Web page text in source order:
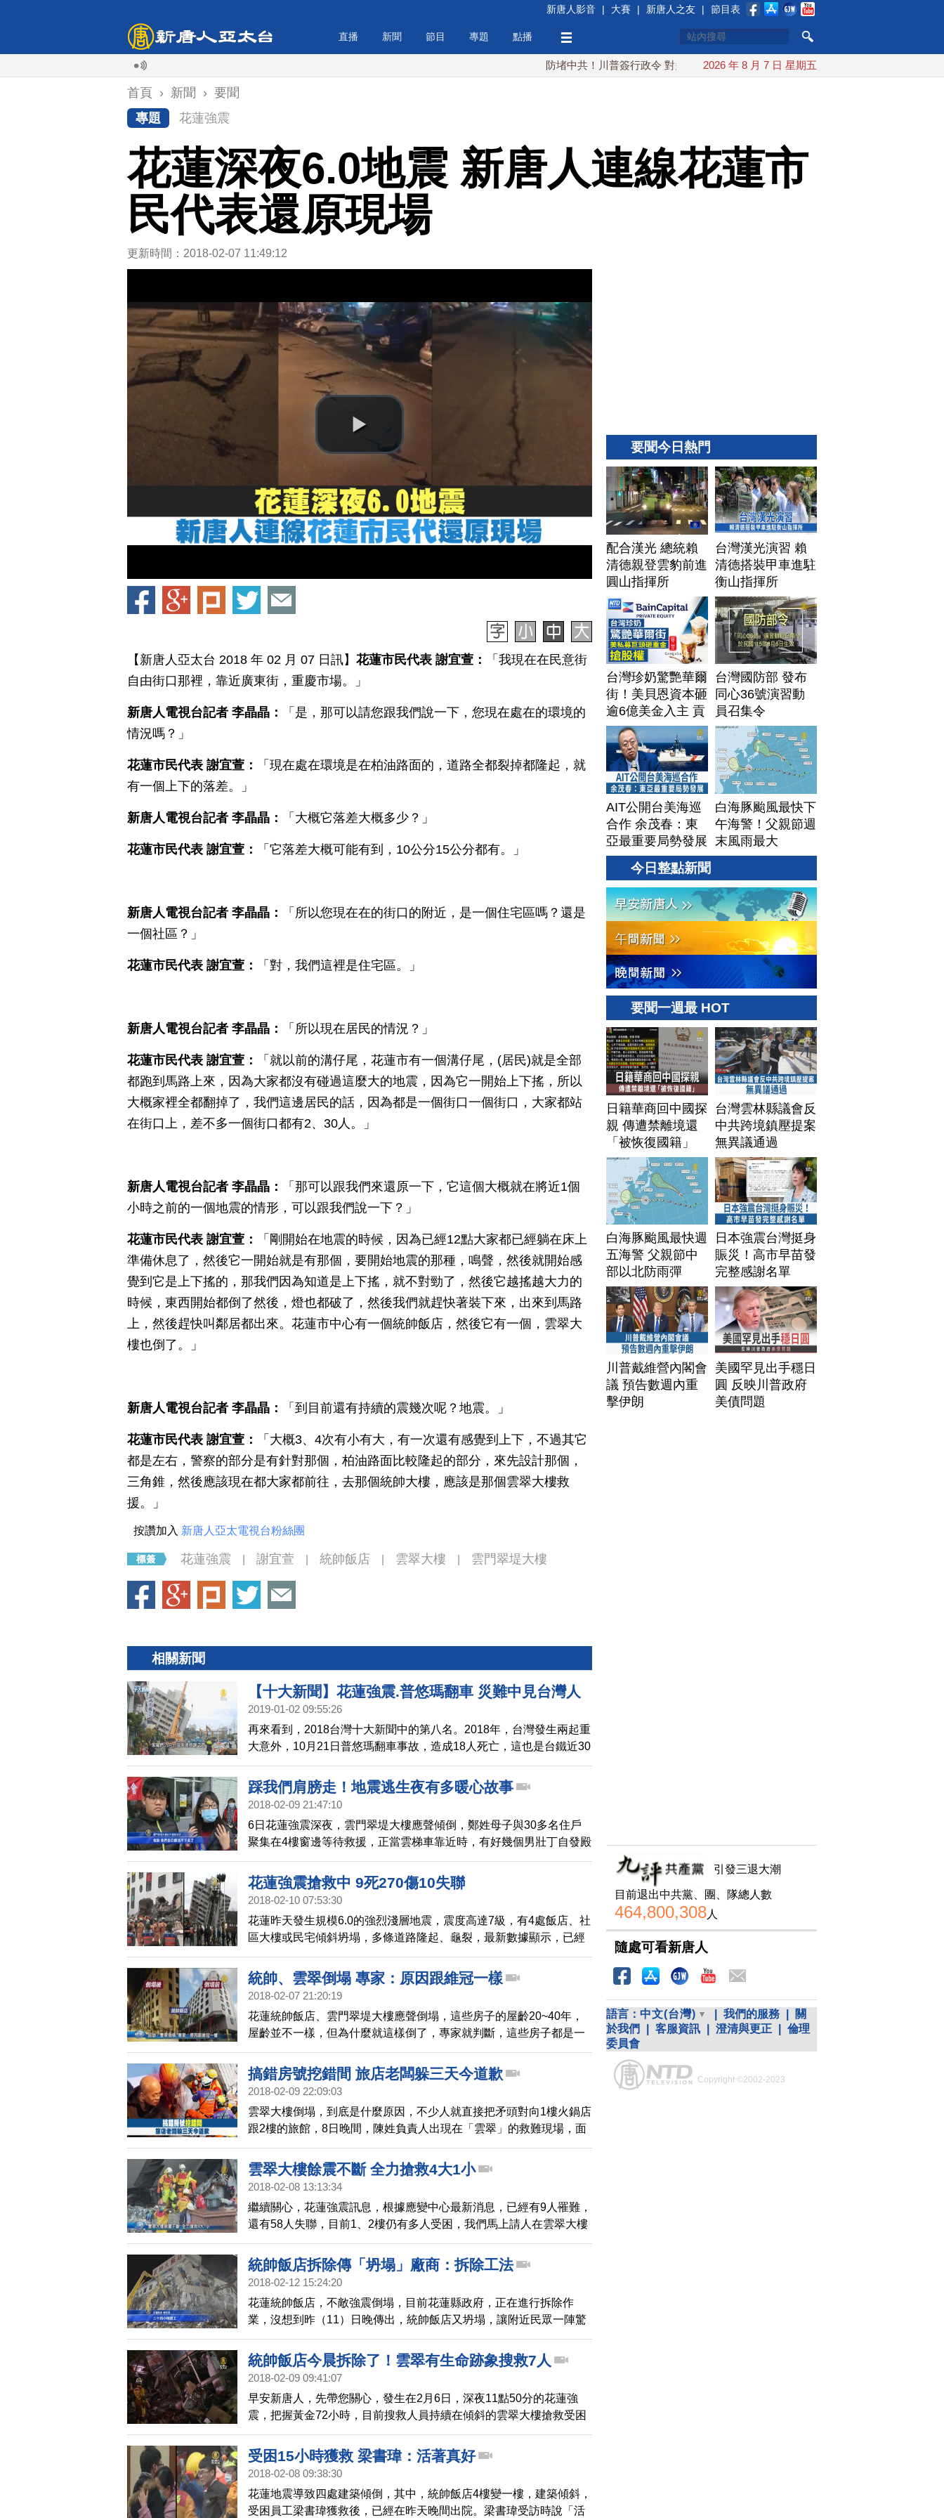
新唐人影音 | 大賽 | 新唐人之友 | 節目表
直播 新聞 節目 專題 點播
防堵中共！川普簽行政令 對多晶矽課15%關稅 白海豚颱風最快下午海警！父親節週末風
2026 年 8 月 7 日 星期五
首頁 › 新聞 › 要聞
專題
花蓮強震
花蓮深夜6.0地震 新唐人連線花蓮市
民代表還原現場
更新時間：2018-02-07 11:49:12
【新唐人亞太台 2018 年 02 月 07 日訊】 花蓮市民代表 謝宜萱：
「我現在在民意街
自由街口那裡，靠近廣東街，重慶市場。」
新唐人電視台記者 李晶晶：
「是，那可以請您跟我們說一下，您現在處在的環境的
情況嗎？」
花蓮市民代表 謝宜萱：
「現在處在環境是在柏油路面的，道路全都裂掉都隆起，就
有一個上下的落差。」
新唐人電視台記者 李晶晶： 「大概它落差大概多少？」
花蓮市民代表 謝宜萱： 「它落差大概可能有到，10公分15公分都有。」
新唐人電視台記者 李晶晶：
「所以您現在在的街口的附近，是一個住宅區嗎？還是
一個社區？」
花蓮市民代表 謝宜萱： 「對，我們這裡是住宅區。」
新唐人電視台記者 李晶晶： 「所以現在居民的情況？」
花蓮市民代表 謝宜萱：
「就以前的溝仔尾，花蓮市有一個溝仔尾，(居民)就是全部
都跑到馬路上來，因為大家都沒有碰過這麼大的地震，因為它一開始上下搖，所以
大概家裡全都翻掉了，我們這邊居民的話，因為都是一個街口一個街口，大家都站
在街口上，差不多一個街口都有2、30人。」
新唐人電視台記者 李晶晶：
「那可以跟我們來還原一下，它這個大概就在將近1個
小時之前的一個地震的情形，可以跟我們說一下？」
花蓮市民代表 謝宜萱：
「剛開始在地震的時候，因為已經12點大家都已經躺在床上
準備休息了，然後它一開始就是有那個，要開始地震的那種，鳴聲，然後就開始感
覺到它是上下搖的，那我們因為知道是上下搖，就不對勁了，然後它越搖越大力的
時候，東西開始都倒了然後，燈也都破了，然後我們就趕快著裝下來，出來到馬路
上，然後趕快叫鄰居都出來。花蓮市中心有一個統帥飯店，然後它有一個，雲翠大
樓也倒了。」
新唐人電視台記者 李晶晶： 「到目前還有持續的震幾次呢？地震。」
花蓮市民代表 謝宜萱：
「大概3、4次有小有大，有一次還有感覺到上下，不過其它
都是左右，警察的部分是有針對那個，柏油路面比較隆起的部分，來先設計那個，
三角錐，然後應該現在都大家都前往，去那個統帥大樓，應該是那個雲翠大樓救
援。」
按讚加入 新唐人亞太電視台粉絲團
花蓮強震 謝宜萱 統帥飯店 雲翠大樓 雲門翠堤大樓
相關新聞
【十大新聞】花蓮強震.普悠瑪翻車 災難中見台灣人
情溫暖
2019-01-02 09:55:26
再來看到，2018台灣十大新聞中的第八名。2018年，台灣發生兩起重
大意外，10月21日普悠瑪翻車事故，造成18人死亡，這也是台鐵近30
年來，發生最嚴重的工安意外。另外，今年年初，2月6日的深夜，花
蓮強震一夕之間，奪走了17條寶貴生命，回顧事發當晚，全台搜救人
員湧入花蓮，日以繼夜，持續搜救，而台灣民眾發揮愛心，第一時間
暖的力量。
踩我們肩膀走！地震逃生夜有多暖心故事
2018-02-09 21:47:10
6日花蓮強震深夜，雲門翠堤大樓應聲傾倒，鄭姓母子與30多名住戶
聚集在4樓窗邊等待救援，正當雲梯車靠近時，有好幾個男壯丁自發殿
後，甚至有人屈膝半跪，不斷說：「快！踩我的肩膀走」，回想當夜
居民互助自救的過程，母子倆相當感動。
花蓮強震搶救中 9死270傷10失聯
2018-02-10 07:53:30
花蓮昨天發生規模6.0的強烈淺層地震，震度高達7級，有4處飯店、社
區大樓或民宅傾斜坍塌，多條道路隆起、龜裂，最新數據顯示，已經
造成9死270傷，救出231人，目前失聯10人，8處瓦斯外洩及3.1萬戶
停水。搜救人員持續尋找受困者，地震第一時間畫面，也陸續傳出。
公園路上的統帥飯店，整棟大樓傾倒，一樓水泥墩整個被折斷，三樓
大樓也傾倒。翰品、美崙飯店傾斜。另外，國盛一街、國盛六街的社
區大樓也傾倒，有網友的行車紀錄器錄到民宅瞬間震塌
統帥、雲翠倒塌 專家：原因跟維冠一樣
2018-02-07 21:20:19
花蓮統帥飯店、雲門翠堤大樓應聲倒塌，這些房子的屋齡20~40年，
屋齡並不一樣，但為什麼就這樣倒了，專家就判斷，這些房子都是一
樓樑柱支撐不夠，地震一晃就斷裂才會倒塌，這樣的例子並不是第一
次，當年美濃地震倒塌的維冠大樓，也是同樣的原因。
搞錯房號挖錯間 旅店老闆躲三天今道歉
2018-02-09 22:09:03
雲翠大樓倒塌，到底是什麼原因，不少人就直接把矛頭對向1樓火鍋店
跟2樓的旅館，8日晚間，陳姓負責人出現在「雲翠」的救難現場，面
對外界質疑，大樓倒塌跟旅館改結構有關，他不願回應，直接跑給媒
體追。但今天早上，陳姓負責人卻現身災變中心，關心救災最新進
度，對於搞錯房間，他也首度道歉。
雲翠大樓餘震不斷 全力搶救4大1小
2018-02-08 13:13:34
繼續關心，花蓮強震訊息，根據應變中心最新消息，已經有9人罹難，
還有58人失聯，目前1、2樓仍有多人受困，我們馬上請人在雲翠大樓
的記者詹詠茹，為我們說明，詠茹。
統帥飯店拆除傳「坍塌」廠商：拆除工法
2018-02-12 15:24:20
花蓮統帥飯店，不敵強震倒塌，目前花蓮縣政府，正在進行拆除作
業，沒想到昨（11）日晚傳出，統帥飯店又坍塌，讓附近民眾一陣驚
呼，不過營造公司表示這是拆除的工法的正常現象。
統帥飯店今晨拆除了！雲翠有生命跡象搜救7人
2018-02-09 09:41:07
早安新唐人，先帶您關心，發生在2月6日，深夜11點50分的花蓮強
震，把握黃金72小時，目前搜救人員持續在傾斜的雲翠大樓搶救受困
者，馬上連線到我們在雲翠大樓的記者張媛婷，帶來最新說明，媛
婷。
受困15小時獲救 梁書瑋：活著真好
2018-02-08 09:38:30
花蓮地震導致四處建築傾倒，其中，統帥飯店4樓變一樓，建築傾斜，
受困員工梁書瑋獲救後，已經在昨天晚間出院。梁書瑋受訪時說「活
要聞今日熱門
配合漢光 總統賴
清德親登雲豹前進
圓山指揮所
台灣漢光演習 賴
清德搭裝甲車進駐
衡山指揮所
台灣珍奶驚艷華爾
街！美貝恩資本砸
逾6億美金入主 貢
茶拓國際版圖加速
攻美？｜#財經新
聞｜
20260806(四)
台灣國防部 發布
同心36號演習動
員召集令
AIT公開台美海巡
合作 余茂春：東
亞最重要局勢發展
白海豚颱風最快下
午海警！父親節週
末風雨最大
今日整點新聞
要聞一週最 HOT
日籍華商回中國探
親 傳遭禁離境還
「被恢復國籍」
台灣雲林縣議會反
中共跨境鎮壓提案
無異議通過
白海豚颱風最快週
五海警 父親節中
部以北防雨彈
日本強震台灣挺身
賑災！高市早苗發
完整感謝名單
川普戴維營內閣會
議 預告數週內重
擊伊朗
美國罕見出手穩日
圓 反映川普政府
美債問題
引發三退大潮
目前退出中共黨、團、隊總人數
464,800,308人
隨處可看新唐人
語言： 中文(台灣) 我們的服務
關
於我們
客服資訊 澄清與更正
倫理
委員會
Copyright ©2002-2023